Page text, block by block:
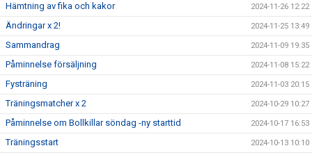
Hämtning av fika och kakor 2024-11-26 12:22
Ändringar x 2! 2024-11-25 13:49
Sammandrag 2024-11-09 19:35
Påminnelse försäljning 2024-11-08 15:22
Fysträning 2024-11-03 20:15
Träningsmatcher x 2 2024-10-29 10:27
Påminnelse om Bollkillar söndag -ny starttid 2024-10-17 16:53
Träningsstart 2024-10-13 10:10